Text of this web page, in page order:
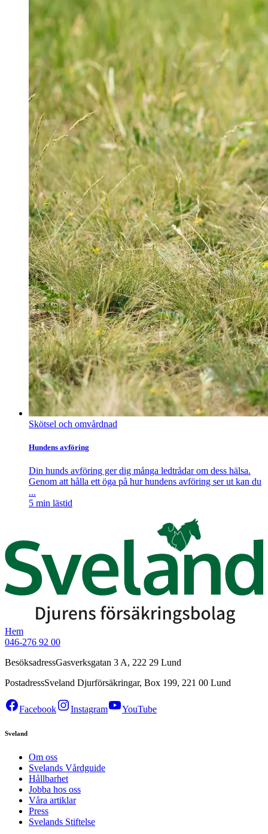
Skötsel och omvårdnad
Hundens avföring
Din hunds avföring ger dig många ledtrådar om dess hälsa.
Genom att hålla ett öga på hur hundens avföring ser ut kan du
...
5 min lästid
Hem
046-276 92 00
BesöksadressGasverksgatan 3 A, 222 29 Lund
PostadressSveland Djurförsäkringar, Box 199, 221 00 Lund
Facebook Instagram YouTube
Sveland
Om oss
Svelands Vårdguide
Hållbarhet
Jobba hos oss
Våra artiklar
Press
Svelands Stiftelse